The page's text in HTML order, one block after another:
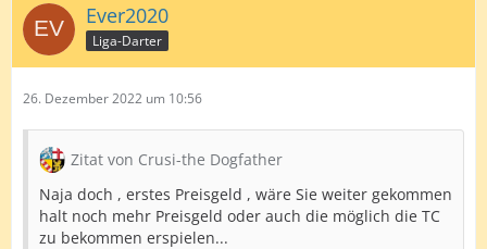
Ever2020
Liga-Darter
26. Dezember 2022 um 10:56
Zitat von Crusi-the Dogfather
Naja doch , erstes Preisgeld , wäre Sie weiter gekommen
halt noch mehr Preisgeld oder auch die möglich die TC
zu bekommen erspielen...